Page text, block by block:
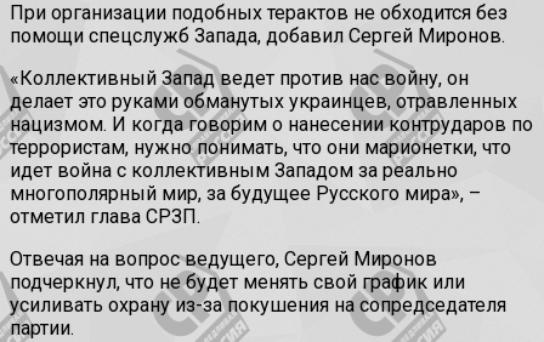
При организации подобных терактов не обходится без
помощи спецслужб Запада, добавил Сергей Миронов.
«Коллективный Запад ведет против нас войну, он
делает это руками обманутых украинцев, отравленных
нацизмом. И когда говорим о нанесении контрударов по
террористам, нужно понимать, что они марионетки, что
идет война с коллективным Западом за реально
многополярный мир, за будущее Русского мира», –
отметил глава СРЗП.
Отвечая на вопрос ведущего, Сергей Миронов
подчеркнул, что не будет менять свой график или
усиливать охрану из-за покушения на сопредседателя
партии.